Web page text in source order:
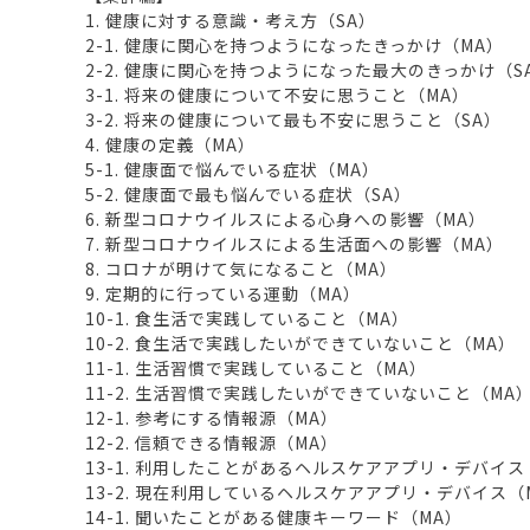
1. 健康に対する意識・考え方（SA）
2-1. 健康に関心を持つようになったきっかけ（MA）
2-2. 健康に関心を持つようになった最大のきっかけ（SA
3-1. 将来の健康について不安に思うこと（MA）
3-2. 将来の健康について最も不安に思うこと（SA）
4. 健康の定義（MA）
5-1. 健康面で悩んでいる症状（MA）
5-2. 健康面で最も悩んでいる症状（SA）
6. 新型コロナウイルスによる心身への影響（MA）
7. 新型コロナウイルスによる生活面への影響（MA）
8. コロナが明けて気になること（MA）
9. 定期的に行っている運動（MA）
10-1. 食生活で実践していること（MA）
10-2. 食生活で実践したいができていないこと（MA）
11-1. 生活習慣で実践していること（MA）
11-2. 生活習慣で実践したいができていないこと（MA）
12-1. 参考にする情報源（MA）
12-2. 信頼できる情報源（MA）
13-1. 利用したことがあるヘルスケアアプリ・デバイス
13-2. 現在利用しているヘルスケアアプリ・デバイス（
14-1. 聞いたことがある健康キーワード（MA）